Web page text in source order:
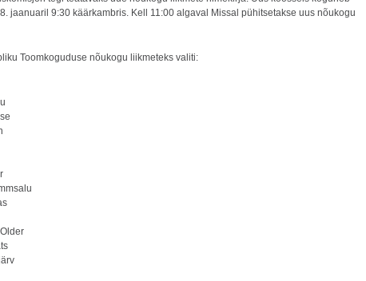
jaanuaril 9:30 käärkambris. Kell 11:00 algaval Missal pühitsetakse uus nõukogu
Toomkoguduse nõukogu liikmeteks valiti: